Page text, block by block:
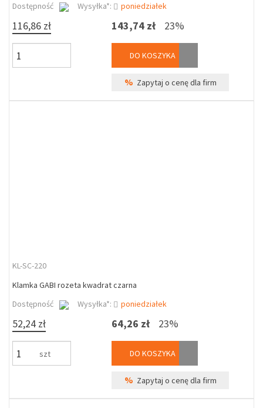
Dostępność
Wysyłka*: poniedziałek
116,86 zł 143,74 zł 23%
DO KOSZYKA
% Zapytaj o cenę dla firm
KL-SC-220
Klamka GABI rozeta kwadrat czarna
Dostępność
Wysyłka*: poniedziałek
52,24 zł
szt
64,26 zł 23%
DO KOSZYKA
% Zapytaj o cenę dla firm